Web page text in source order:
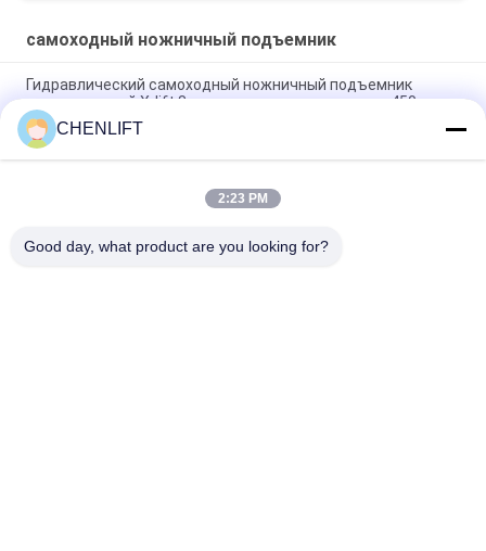
самоходный ножничный подъемник
Гидравлический самоходный ножничный подъемник
электрический X-lift 8 метров грузоподъемность 450 кг
Самоходный ножничный подъемник с рабочей высотой 6 м
с выдвижной платформой
MC1000 12 м Рабочая высота Скребковый самоходный
CHENLIFT
2:23 PM
Good day, what product are you looking for?